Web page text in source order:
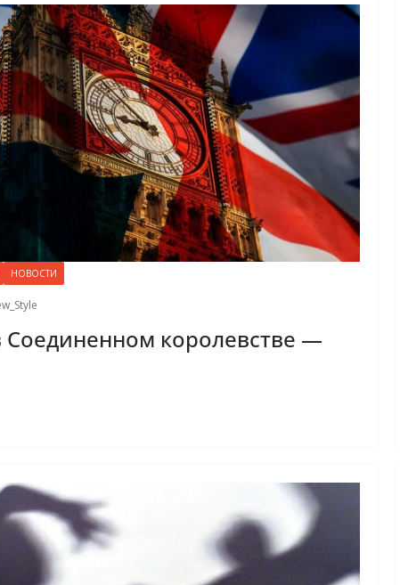
НОВОСТИ
королевстве —